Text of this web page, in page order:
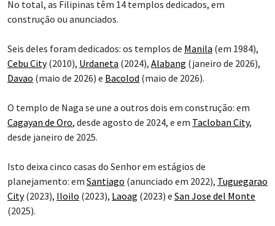
No total, as Filipinas têm 14 templos dedicados, em
construção ou anunciados.
Seis deles foram dedicados: os templos de Manila (em 1984),
Cebu City(2010), Urdaneta (2024), Alabang (janeiro de 2026),
Davao (maio de 2026) e Bacolod (maio de 2026).
O templo de Naga se une a outros dois em construção: em
Cagayan de Oro, desde agosto de 2024, e em Tacloban City,
desde janeiro de 2025.
Isto deixa cinco casas do Senhor em estágios de
planejamento: em Santiago (anunciado em 2022), Tuguegarao
City(2023), Iloilo (2023), Laoag (2023) e San Jose del Monte
(2025).